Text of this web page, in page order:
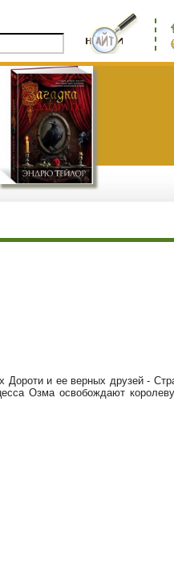
Дороти и ее верных друзей -
Озма освобождают